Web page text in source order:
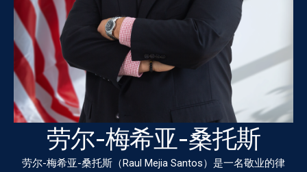
劳尔-梅希亚-桑托斯
劳尔-梅希亚-桑托斯（Raul Mejia Santos）是一名敬业的律